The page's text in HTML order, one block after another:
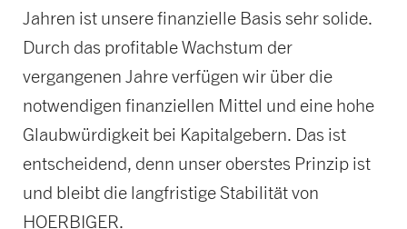
Jahren ist unsere finanzielle Basis sehr solide.
Durch das profitable Wachstum der
vergangenen Jahre verfügen wir über die
notwendigen finanziellen Mittel und eine hohe
Glaubwürdigkeit bei Kapitalgebern. Das ist
entscheidend, denn unser oberstes Prinzip ist
und bleibt die langfristige Stabilität von
HOERBIGER.